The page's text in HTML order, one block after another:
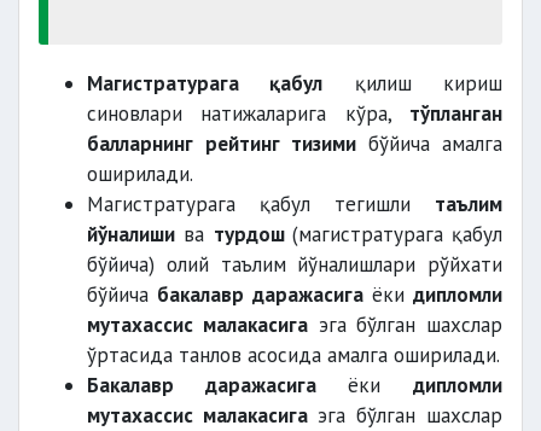
Магистратурага қабул қилиш кириш
синовлари натижаларига кўра, тўпланган
балларнинг рейтинг тизими бўйича амалга
оширилади.
Магистратурага қабул тегишли таълим
йўналиши ва турдош (магистратурага қабул
бўйича) олий таълим йўналишлари рўйхати
бўйича бакалавр даражасигаёки дипломли
мутахассис малакасигаэга бўлган шахслар
ўртасида танлов асосида амалга оширилади.
Бакалавр даражасигаёкидипломли
мутахассис малакасига эга бўлган шахслар